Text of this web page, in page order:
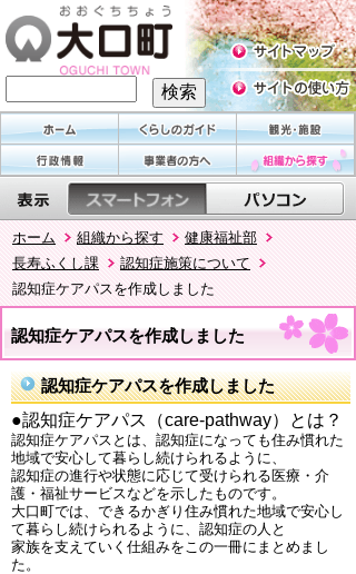
ホーム 組織から探す
健康福祉部
長寿ふくし課
認知症施策について
認知症ケアパスを作成しました
認知症ケアパスを作成しました
認知症ケアパスを作成しました
●認知症ケアパス（care-pathway）とは？
認知症ケアパスとは、認知症になっても住み慣れた
地域で安心して暮らし続けられるように、
認知症の進行や状態に応じて受けられる医療・介
護・福祉サービスなどを示したものです。
大口町では、できるかぎり住み慣れた地域で安心し
て暮らし続けられるように、認知症の人と
家族を支えていく仕組みをこの一冊にまとめまし
た。